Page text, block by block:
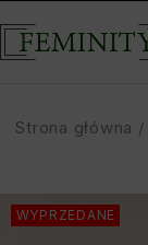
Strona główna /
WYPRZEDANE